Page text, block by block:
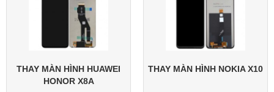
THAY MÀN HÌNH HUAWEI
HONOR X8A
THAY MÀN HÌNH NOKIA X10